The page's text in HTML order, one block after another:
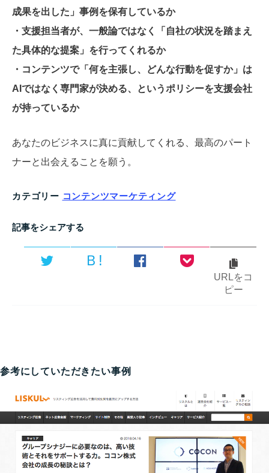
成果を出した」事例を保有しているか
・支援担当者が、一般論ではなく「自社の状況を踏まえ
た具体的な提案」を行ってくれるか
・ コンテンツで「何を主張し、どんな行動を促すか」は
AIではなく専門家が決める、というポリシーを支援会社
が持っているか
あなたのビジネスに真に貢献してくれる、最高のパート
ナーと出会えることを願う。
カテゴリー コンテンツマーケティング
記事をシェアする
Ｂ!
URLをコ
ピー
参考にしていただきたい事例